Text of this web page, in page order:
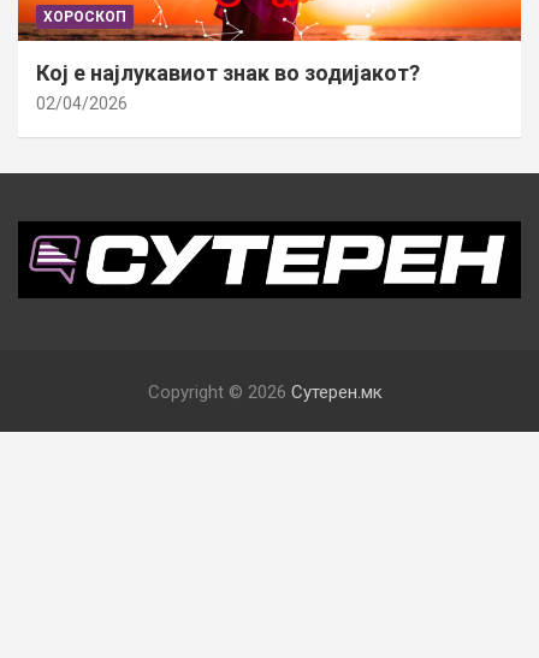
ХОРОСКОП
Кој е најлукавиот знак во зодијакот?
02/04/2026
Copyright © 2026 Сутерен.мк